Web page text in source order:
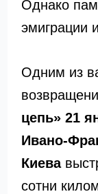
Однако
эмиграции
Одним из
цепь» 21
Ивано-
Киева
сотни